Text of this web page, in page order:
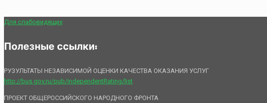
Для слабовидящих
Полезные ссылки:
РУЗУЛЬТАТЫ НЕЗАВИСИМОЙ ОЦЕНКИ КАЧЕСТВА ОКАЗАНИЯ УСЛУГ
http://bus.gov.ru/pub/independentRating/list
ПРОЕКТ ОБЩЕРОССИЙСКОГО НАРОДНОГО ФРОНТА